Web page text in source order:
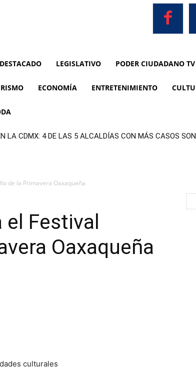
LEGISLATIVO PODER CIUDADANO TV
ECONOMÍA ENTRETENIMIENTO
LA CDMX: 4 DE LAS 5 ALCALDÍAS CON MÁS CASOS
de la Primavera Oaxaqueña
Festival
Oaxaqueña
culturales